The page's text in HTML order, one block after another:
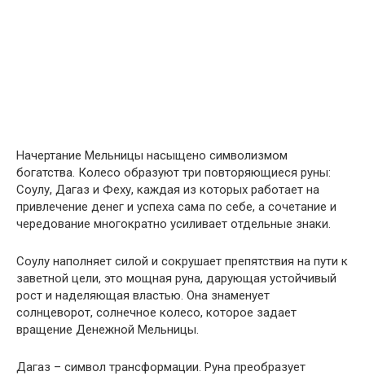
Начертание Мельницы насыщено символизмом
богатства. Колесо образуют три повторяющиеся руны:
Соулу, Дагаз и Феху, каждая из которых работает на
привлечение денег и успеха сама по себе, а сочетание и
чередование многократно усиливает отдельные знаки.
Соулу наполняет силой и сокрушает препятствия на пути к
заветной цели, это мощная руна, дарующая устойчивый
рост и наделяющая властью. Она знаменует
солнцеворот, солнечное колесо, которое задает
вращение Денежной Мельницы.
Дагаз – символ трансформации. Руна преобразует